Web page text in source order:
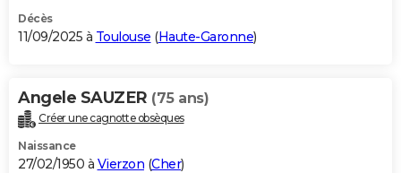
Décès
11/09/2025 à Toulouse (Haute-Garonne)
Angele SAUZER (75 ans)
Créer une cagnotte obsèques
Naissance
27/02/1950 à Vierzon (Cher)